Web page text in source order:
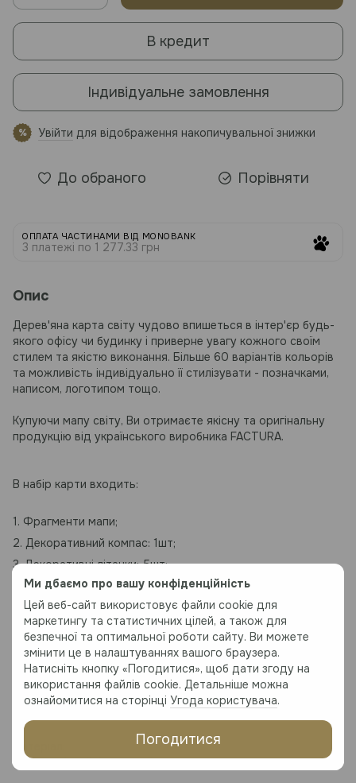
Ми дбаємо про вашу конфіденційність
Цей веб-сайт використовує файли cookie для
маркетингу та статистичних цілей, а також для
безпечної та оптимальної роботи сайту. Ви можете
змінити це в налаштуваннях вашого браузера.
Натисніть кнопку «Погодитися», щоб дати згоду на
використання файлів cookie. Детальніше можна
ознайомитися на сторінці Угода користувача.
Погодитися
В кредит
Індивідуальне замовлення
% Увійти для відображення накопичувальної знижки
До обраного Порівняти
ОПЛАТА ЧАСТИНАМИ ВІД MONOBANK
3 платежі по 1 277.33 грн
Опис
Дерев'яна карта світу чудово впишеться в інтер'єр будь-
якого офісу чи будинку і приверне увагу кожного своїм
стилем та якістю виконання. Більше 60 варіантів кольорів
та можливість індивідуально її стилізувати - позначками,
написом, логотипом тощо.
Купуючи мапу світу, Ви отримаєте якісну та оригінальну
продукцію від українського виробника FACTURA.
В набір карти входить:
1. Фрагменти мапи;
2. Декоративний компас: 1шт;
3. Декоративні літачки: 5шт;
4. Декоративні кораблики: 5шт;
5. Назви океанів:
6. *Піни;
7. Інструкція: 1шт.
8. До розміру 300см додатково входять основи під карту
та кріплення.
*Піни за додаткову плату, деталі у менеджера.
Високоякісний березовий шпон